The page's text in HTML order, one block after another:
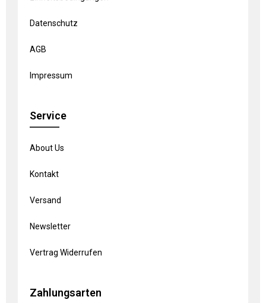
Datenschutz
AGB
Impressum
Service
About Us
Kontakt
Versand
Newsletter
Vertrag Widerrufen
Zahlungsarten